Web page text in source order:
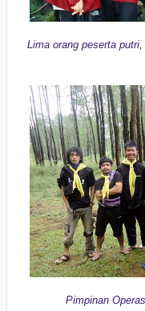
Lima orang peserta
Pimpinan